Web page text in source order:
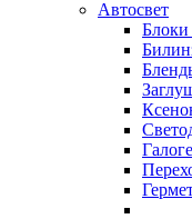
Автосвет
Блоки